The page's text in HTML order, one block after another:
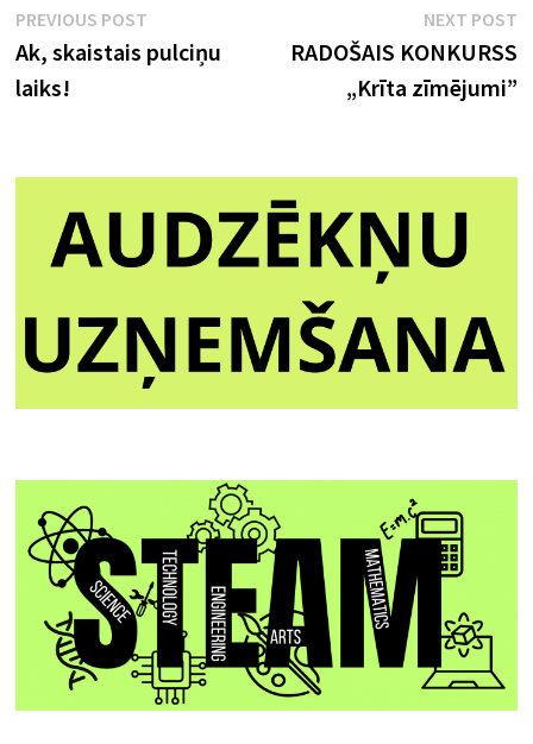
Ziņu
izvēlne
PREVIOUS POST
post:
Ak, skaistais pulciņu
laiks!
NEXT POST
RADOŠAIS KONKURSS
„Krīta zīmējumi”